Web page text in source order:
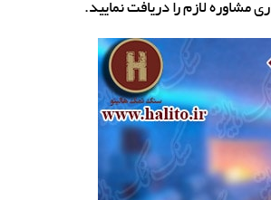
لازم را دریافت نمایید.